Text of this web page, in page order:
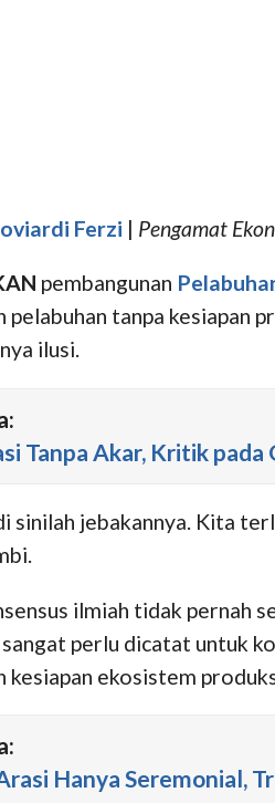
Ferzi | Pengamat
pembangunan
pelabuhan tanpa kesiapan
ilusi.
Tanpa Akar, Kritik
sinilah jebakannya. Kita
ilmiah tidak
perlu dicatat untuk
kesiapan ekosistem
Hanya Seremonial,